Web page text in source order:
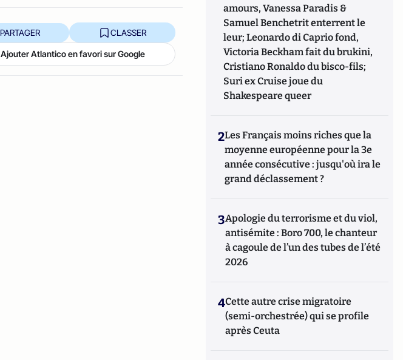
PARTAGER CLASSER
Ajouter Atlantico en favori sur Google
amours, Vanessa Paradis &
Samuel Benchetrit enterrent le
leur; Leonardo di Caprio fond,
Victoria Beckham fait du brukini,
Cristiano Ronaldo du bisco-fils;
Suri ex Cruise joue du
Shakespeare queer
2Les Français moins riches que la
moyenne européenne pour la 3e
année consécutive : jusqu'où ira le
grand déclassement ?
3Apologie du terrorisme et du viol,
antisémite : Boro 700, le chanteur
à cagoule de l’un des tubes de l’été
2026
4Cette autre crise migratoire
(semi-orchestrée) qui se profile
après Ceuta